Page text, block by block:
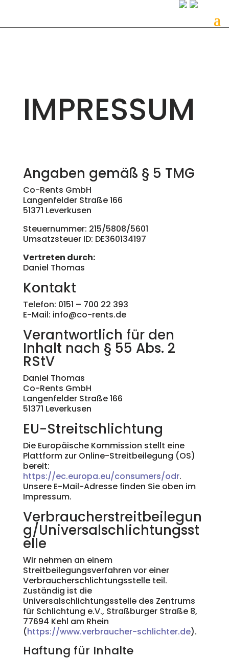
IMPRESSUM
Angaben gemäß § 5 TMG
Co-Rents GmbH
Langenfelder Straße 166
51371 Leverkusen
Steuernummer: 215/5808/5601
Umsatzsteuer ID: DE360134197
Vertreten durch:
Daniel Thomas
Kontakt
Telefon: 0151 – 700 22 393
E-Mail: info@co-rents.de
Verantwortlich für den
Inhalt nach § 55 Abs. 2
RStV
Daniel Thomas
Co-Rents GmbH
Langenfelder Straße 166
51371 Leverkusen
EU-Streitschlichtung
Die Europäische Kommission stellt eine
Plattform zur Online-Streitbeilegung (OS)
bereit:
https://ec.europa.eu/consumers/odr.
Unsere E-Mail-Adresse finden Sie oben im
Impressum.
Verbraucherstreitbeilegun
g/Universalschlichtungsst
elle
Wir nehmen an einem
Streitbeilegungsverfahren vor einer
Verbraucherschlichtungsstelle teil.
Zuständig ist die
Universalschlichtungsstelle des Zentrums
für Schlichtung e.V., Straßburger Straße 8,
77694 Kehl am Rhein
(https://www.verbraucher-schlichter.de).
Haftung für Inhalte